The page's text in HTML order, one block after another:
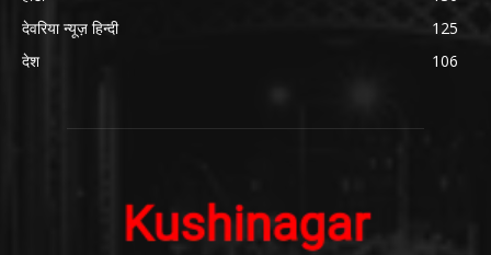
देवरिया न्यूज़ हिन्दी
125
देश
106